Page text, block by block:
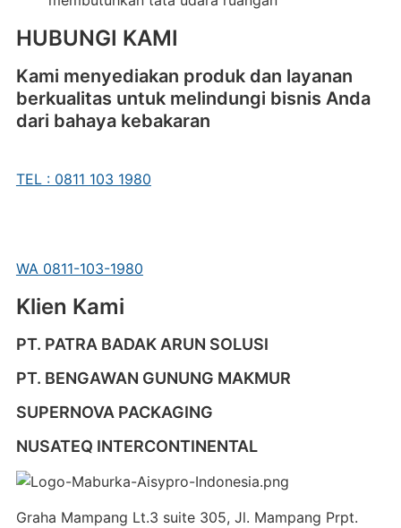
HUBUNGI KAMI
Kami menyediakan produk dan layanan
berkualitas untuk melindungi bisnis Anda
dari bahaya kebakaran
TEL : 0811 103 1980
WA 0811-103-1980
Klien Kami
PT. PATRA BADAK ARUN SOLUSI
PT. BENGAWAN GUNUNG MAKMUR
SUPERNOVA PACKAGING
NUSATEQ INTERCONTINENTAL
Graha Mampang Lt.3 suite 305, Jl. Mampang Prpt.